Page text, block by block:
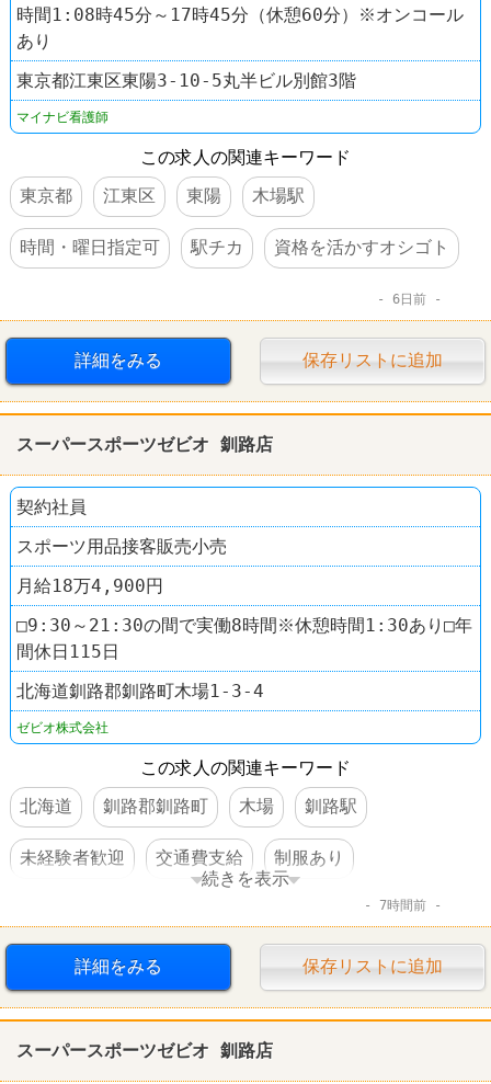
時間1:08時45分～17時45分（休憩60分）※オンコール
あり
東京都江東区東陽3-10-5丸半ビル別館3階
マイナビ看護師
この求人の関連キーワード
東京都
江東区 東陽 木場駅
時間・曜日指定可 駅チカ 資格を活かすオシゴト
6日前
詳細をみる 保存リストに追加
スーパースポーツゼビオ 釧路店
契約社員
スポーツ用品接客販売小売
月給18万4,900円
□9:30～21:30の間で実働8時間※休憩時間1:30あり□年
間休日115日
北海道釧路郡釧路町木場1-3-4
ゼビオ株式会社
この求人の関連キーワード
北海道
釧路郡釧路町 木場 釧路駅
未経験者歓迎 交通費支給 制服あり
スポーツショップ
スーパースポーツゼビオ
続きを表示
7時間前
詳細をみる 保存リストに追加
スーパースポーツゼビオ 釧路店